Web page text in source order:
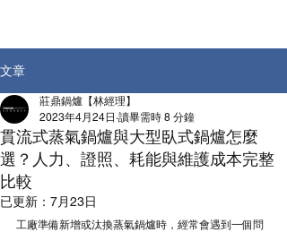
文章
貫流式蒸氣鍋爐與大型臥式鍋爐怎麼
選？人力、證照、耗能與維護成本完整
比較
莊鼎鍋爐【林經理】
2023年4月24日 讀畢需時 8 分鐘
已更新： 7月23日
工廠準備新增或汰換蒸氣鍋爐時，經常會遇到一個問